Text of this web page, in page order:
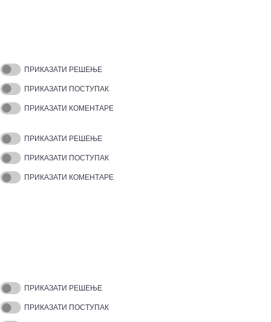
ПРИКАЗАТИ РЕШЕЊЕ
ПРИКАЗАТИ ПОСТУПАК
ПРИКАЗАТИ КОМЕНТАРЕ
ПРИКАЗАТИ РЕШЕЊЕ
ПРИКАЗАТИ ПОСТУПАК
ПРИКАЗАТИ КОМЕНТАРЕ
ПРИКАЗАТИ РЕШЕЊЕ
ПРИКАЗАТИ ПОСТУПАК